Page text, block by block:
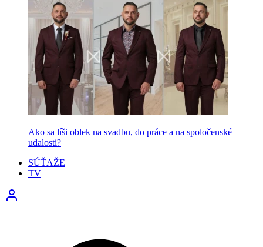
Ako sa líši oblek na svadbu, do práce a na spoločenské
udalosti?
SÚŤAŽE
TV